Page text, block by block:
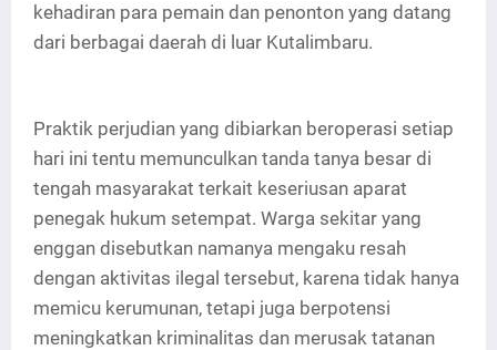
kehadiran para pemain dan penonton yang datang
dari berbagai daerah di luar Kutalimbaru.
Praktik perjudian yang dibiarkan beroperasi setiap
hari ini tentu memunculkan tanda tanya besar di
tengah masyarakat terkait keseriusan aparat
penegak hukum setempat. Warga sekitar yang
enggan disebutkan namanya mengaku resah
dengan aktivitas ilegal tersebut, karena tidak hanya
memicu kerumunan, tetapi juga berpotensi
meningkatkan kriminalitas dan merusak tatanan